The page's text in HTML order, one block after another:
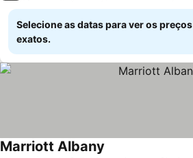
Selecione as datas para ver os preços
exatos.
Marriott Albany